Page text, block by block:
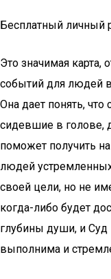
Бесплатный личный
Это значимая
событий для людей
Она дает понять, что
сидевшие в голове,
поможет получить
людей
своей цели, но не
когда-либо будет
глубины души, и Суд
выполнима и